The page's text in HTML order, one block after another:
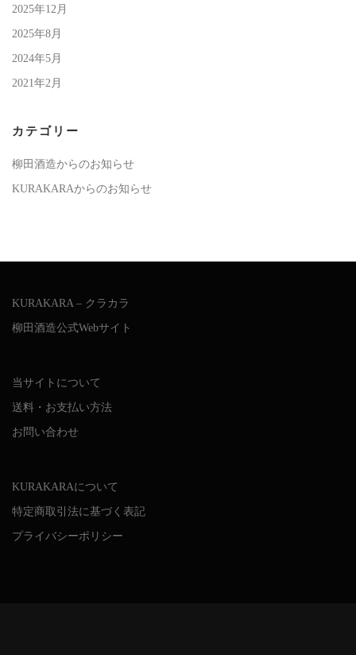
2025年12月
2025年8月
2024年5月
2021年2月
カテゴリー
柳田酒造からのお知らせ
KURAKARAからのお知らせ
KURAKARA – クラカラ
柳田酒造公式Webサイト
当サイトについて
送料・お支払い方法
お問い合わせ
KURAKARAについて
特定商取引法に基づく表記
プライバシーポリシー